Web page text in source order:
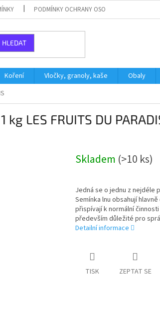
PODMÍNKY OCHRANY OSOBNÍCH ÚDAJŮ
HLEDAT
Koření Vločky, granoly, kaše Obaly
LES FRUITS DU
Skladem (>10 ks)
Jedná se o jednu z nejdéle
Semínka lnu obsahují
přispívají k normální
především důležité pro
Detailní informace
TISK ZEPTAT SE